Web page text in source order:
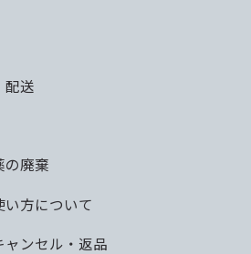
配送
の廃棄
方について
ンセル・返品